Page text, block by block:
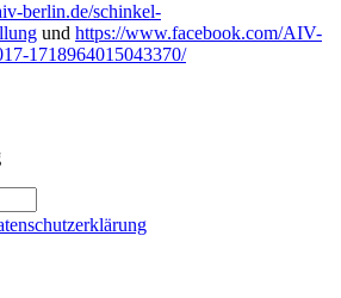
berlin.de/schinkel-
und https://www.facebook.com/AIV-
1718964015043370/